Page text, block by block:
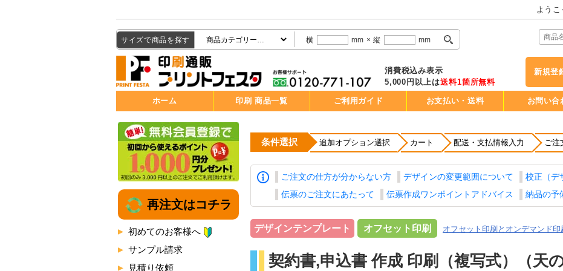
ようこ
サイズで商品を探す 横 mm × 縦 mm
消費税込み表示
5,000円以上は送料1箇所無料
新規登
ホーム 印刷 商品一覧 ご利用ガイド お支払い・送料 お問い合
再注文はコチラ
初めてのお客様へ
サンプル請求
見積り依頼
条件選択 追加オプション選択 カート 配送・支払情報入力 ご注
ご注文の仕方が分からない方 デザインの変更範囲について
校正（デ
伝票のご注文にあたって
伝票作成ワンポイントアドバイス 納品の予
デザインテンプレート オフセット印刷 オフセット印刷とオンデマンド印
契約書,申込書 作成 印刷（複写式）（天の